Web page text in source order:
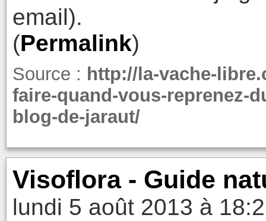
email).
(Permalink)
Source : http://la-vache-
faire-quand-vous-reprenez-
blog-de-jaraut/
Visoflora - Guide
lundi 5 août 2013 à